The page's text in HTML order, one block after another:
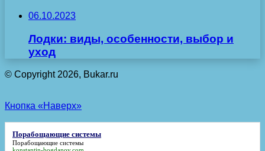
06.10.2023
Лодки: виды, особенности, выбор и
уход
© Copyright 2026, Bukar.ru
Кнопка «Наверх»
Порабощающие системы
Порабощающие системы